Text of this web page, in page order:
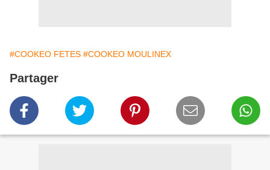
#COOKEO FETES #COOKEO MOULINEX
Partager